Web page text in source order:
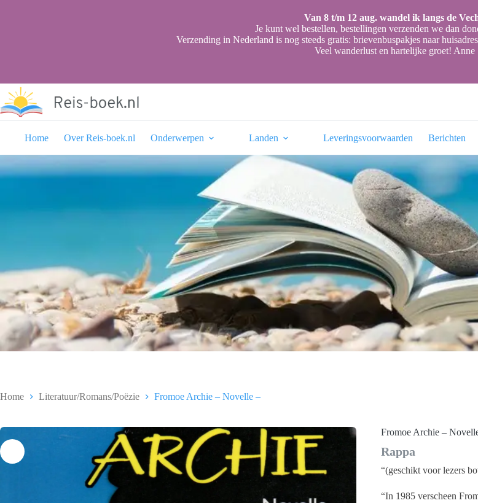
Van 8 t/m 12 aug. wandel ik langs de
Je kunt wel bestellen, bestellingen verzenden we dan
Verzending in Nederland is nog steeds gratis: brievenbuspakjes naar
Veel wanderlust en hartelijke groet! Anne
Home
Over Reis-boek.nl Onderwerpen Landen Leveringsvoorwaarden Berichten
Home Literatuur/Romans/Poëzie Fromoe Archie – Novelle –
Fromoe Archie –
Rappa
“(geschikt voor lezers
“In 1985 verscheen